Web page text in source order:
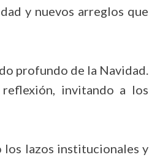
y nuevos arreglos que
profundo de la Navidad.
invitando a los
lazos institucionales y